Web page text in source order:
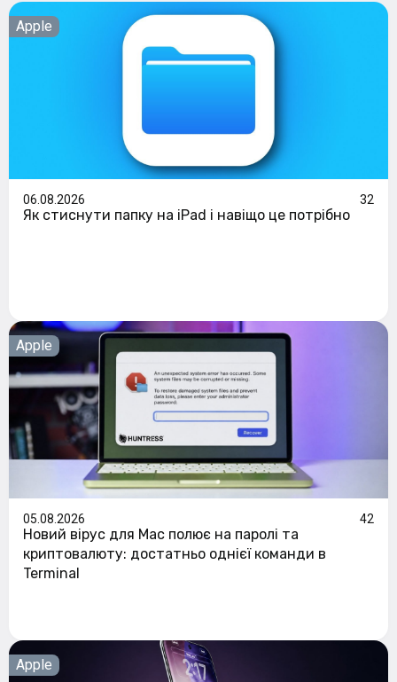
Apple
06.08.2026 32
Як стиснути папку на iPad і навіщо це потрібно
Apple
05.08.2026 42
Новий вірус для Mac полює на паролі та
криптовалюту: достатньо однієї команди в
Terminal
Apple